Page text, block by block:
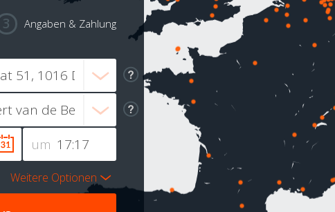
Angaben & Zahlung
um
Weitere Optionen